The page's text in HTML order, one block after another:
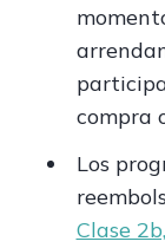
compra
Los
Clase 2b,